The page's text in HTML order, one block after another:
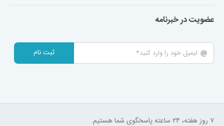
عضویت در خبرنامه
ثبت نام
۷ روز هفته، ۲۴ ساعته پاسخگوی شما هستیم.